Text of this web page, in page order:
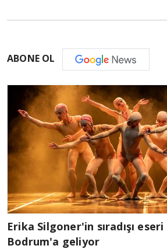
ABONE OL
Erika Silgoner'in sıradışı
Bodrum'a geliyor